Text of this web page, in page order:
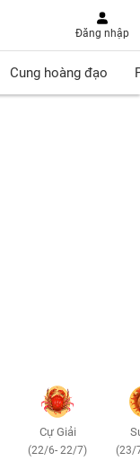
Đăng nhập
Cung hoàng đạo
Cự Giải
(22/6- 22/7) (23/